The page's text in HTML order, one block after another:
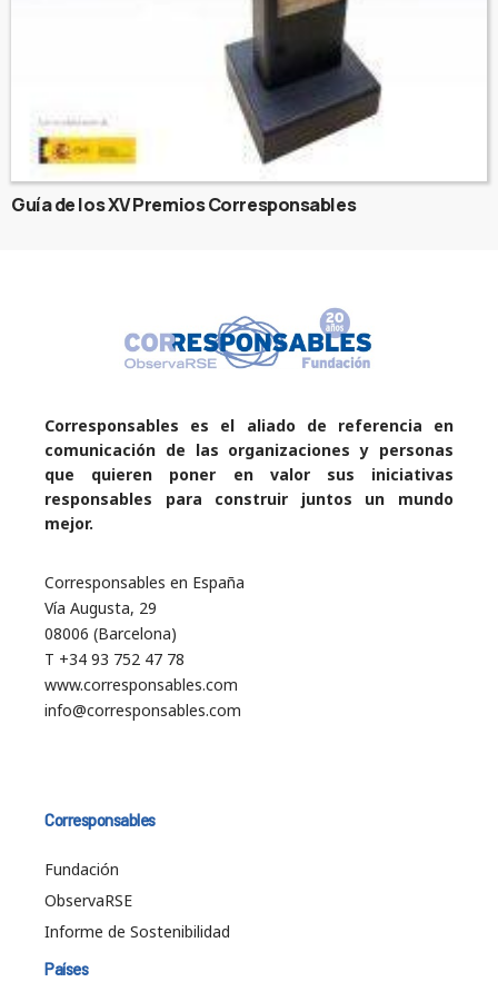
Guía de los XV Premios Corresponsables
Corresponsables es el aliado de referencia en
comunicación de las organizaciones y personas
que quieren poner en valor sus iniciativas
responsables para construir juntos un mundo
mejor.
Corresponsables en España
Vía Augusta, 29
08006 (Barcelona)
T +34 93 752 47 78
www.corresponsables.com
info@corresponsables.com
Corresponsables
Fundación
ObservaRSE
Informe de Sostenibilidad
Países